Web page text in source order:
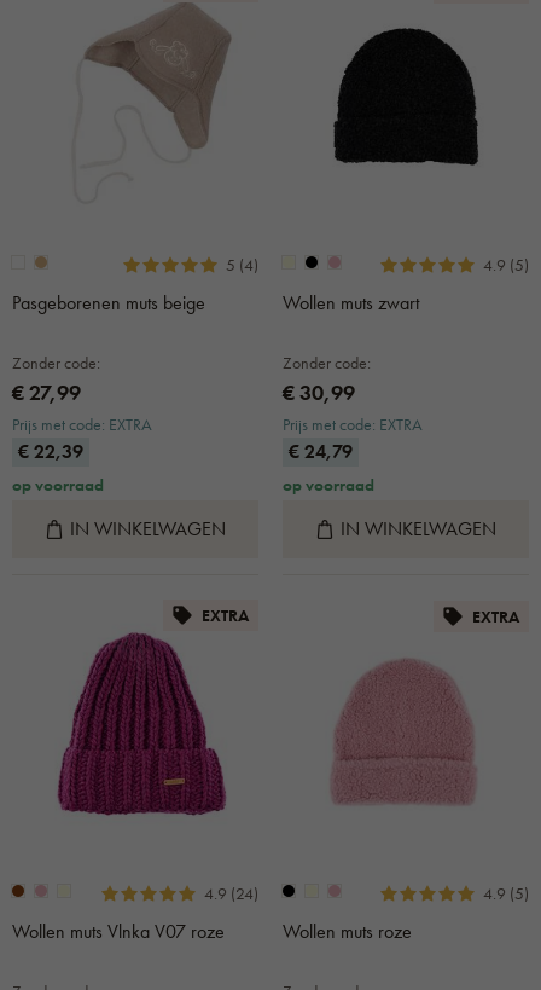
5 (4)
Pasgeborenen muts beige
Zonder code:
€ 27,99
Prijs met code: EXTRA
€ 22,39
op voorraad
IN WINKELWAGEN
4.9 (5)
Wollen muts zwart
Zonder code:
€ 30,99
Prijs met code: EXTRA
€ 24,79
op voorraad
IN WINKELWAGEN
EXTRA
4.9 (24)
Wollen muts Vlnka V07 roze
EXTRA
4.9 (5)
Wollen muts roze